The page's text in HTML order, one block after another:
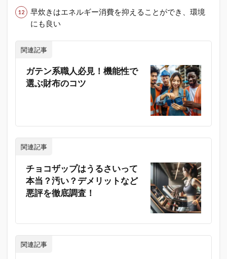
早炊きはエネルギー消費を抑えることができ、環境
にも良い
関連記事
ガテン系職人必見！機能性で
選ぶ財布のコツ
関連記事
チョコザップはうるさいって
本当？汚い？デメリットなど
悪評を徹底調査！
関連記事